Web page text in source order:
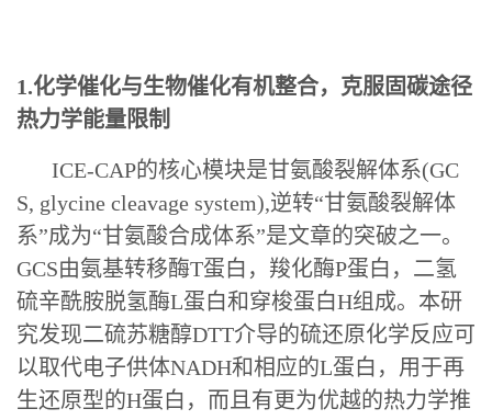
1.化学催化与生物催化有机整合，克服固碳途径
热力学能量限制
ICE-CAP的核心模块是甘氨酸裂解体系(GC
S, glycine cleavage system),逆转“甘氨酸裂解体
系”成为“甘氨酸合成体系”是文章的突破之一。
GCS由氨基转移酶T蛋白，羧化酶P蛋白，二氢
硫辛酰胺脱氢酶L蛋白和穿梭蛋白H组成。本研
究发现二硫苏糖醇DTT介导的硫还原化学反应可
以取代电子供体NADH和相应的L蛋白，用于再
生还原型的H蛋白，而且有更为优越的热力学推